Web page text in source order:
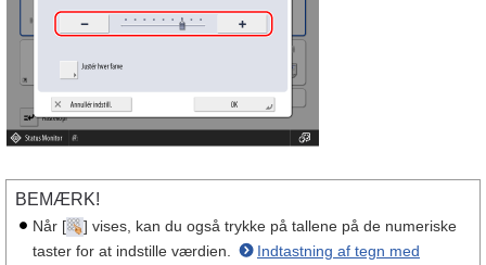
BEMÆRK!
Når [
] vises, kan du også trykke på tallene på de numeriske
taster for at indstille værdien.
Indtastning af tegn med